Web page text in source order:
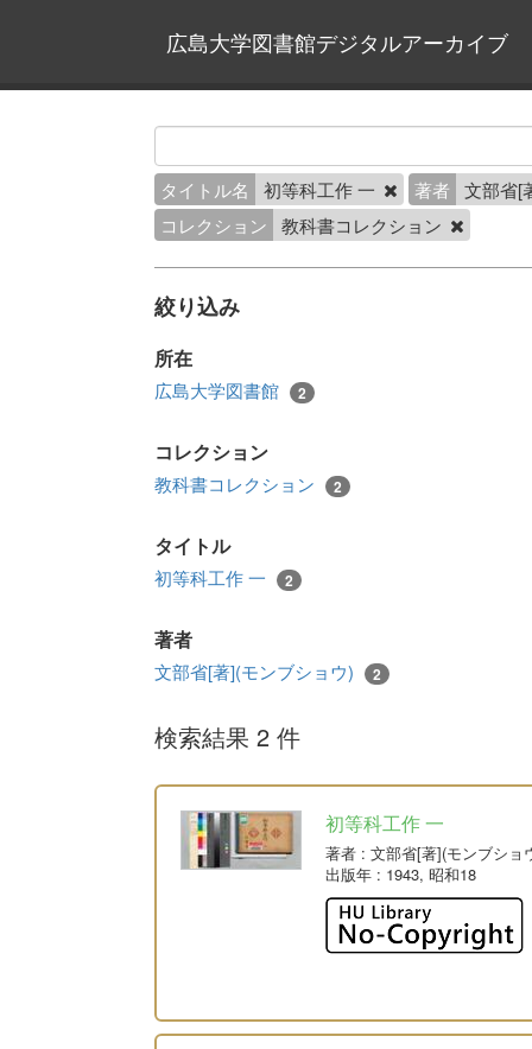
広島大学図書館デジタルアーカイブ
タイトル名 初等科工作 一 著者
文部省[
コレクション
教科書コレクション
絞り込み
所在
広島大学図書館 2
コレクション
教科書コレクション 2
タイトル
初等科工作 一 2
著者
文部省[著](モンブショウ) 2
検索結果 2 件
初等科工作 一
著者 : 文部省[著](モンブショ
出版年 : 1943, 昭和18